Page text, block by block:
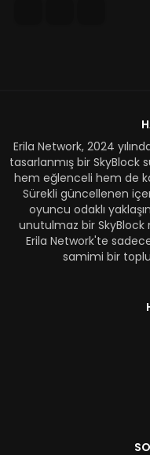
Erila Network, 2024
tasarlanmış bir SkyBlock
hem eğlenceli hem de
Sürekli güncellenen
oyuncu odaklı
unutulmaz bir SkyBlock
Erila Network'te
samimi bir